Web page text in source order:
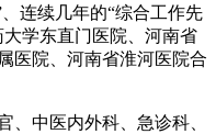
连续几年的“综合工作先
学东直门医院、河南省
医院、河南省淮河医院合
、中医内外科、急诊科、